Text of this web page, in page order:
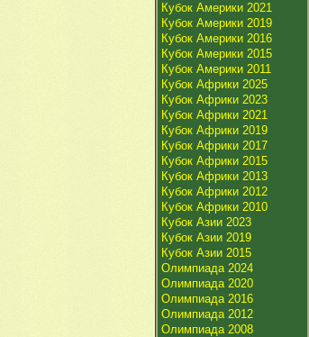
Кубок Америки 2021
Кубок Америки 2019
Кубок Америки 2016
Кубок Америки 2015
Кубок Америки 2011
Кубок Африки 2025
Кубок Африки 2023
Кубок Африки 2021
Кубок Африки 2019
Кубок Африки 2017
Кубок Африки 2015
Кубок Африки 2013
Кубок Африки 2012
Кубок Африки 2010
Кубок Азии 2023
Кубок Азии 2019
Кубок Азии 2015
Олимпиада 2024
Олимпиада 2020
Олимпиада 2016
Олимпиада 2012
Олимпиада 2008